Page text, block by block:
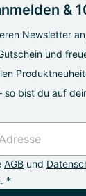
&
Newsletter
und
so bist du auf
AGB und
*